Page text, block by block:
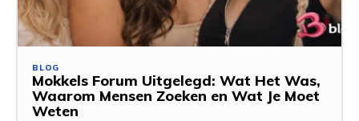
BLOG
Mokkels Forum Uitgelegd: Wat Het Was,
Waarom Mensen Zoeken en Wat Je Moet
Weten